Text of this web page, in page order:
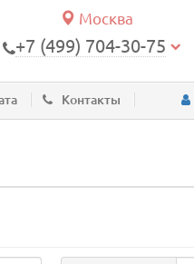
Москва
+7 (499) 704-30-75
Контакты